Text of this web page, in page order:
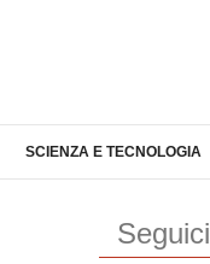
SCIENZA E TECNOLOGIA
Seguici